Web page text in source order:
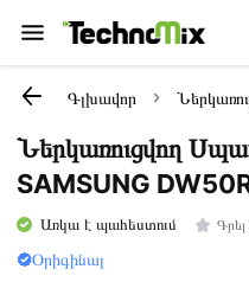
Գլխավոր
Ներկառուցվող
SAMSUNG
Առկա է պահեստում
Օրիգինալ